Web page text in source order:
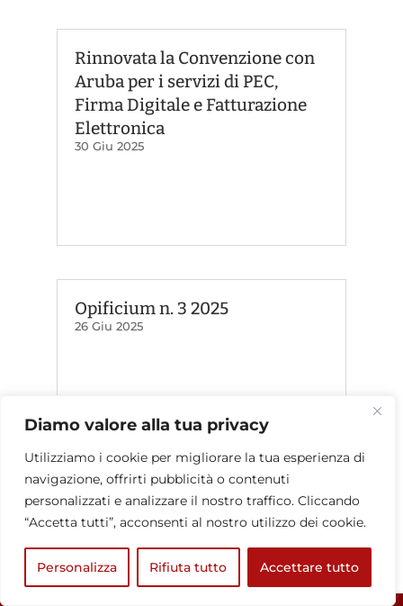
Diamo valore alla tua privacy
Utilizziamo i cookie per migliorare la tua esperienza di
navigazione, offrirti pubblicità o contenuti
personalizzati e analizzare il nostro traffico. Cliccando
“Accetta tutti”, acconsenti al nostro utilizzo dei cookie.
Personalizza Rifiuta tutto Accettare tutto
Rinnovata la Convenzione con
Aruba per i servizi di PEC,
Firma Digitale e Fatturazione
Elettronica
30 Giu 2025
Opificium n. 3 2025
26 Giu 2025